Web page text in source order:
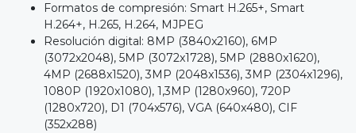
Formatos de compresión: Smart H.265+, Smart
H.264+, H.265, H.264, MJPEG
Resolución digital: 8MP (3840x2160), 6MP
(3072x2048), 5MP (3072x1728), 5MP (2880x1620),
4MP (2688x1520), 3MP (2048x1536), 3MP (2304x1296),
1080P (1920x1080), 1,3MP (1280x960), 720P
(1280x720), D1 (704x576), VGA (640x480), CIF
(352x288)